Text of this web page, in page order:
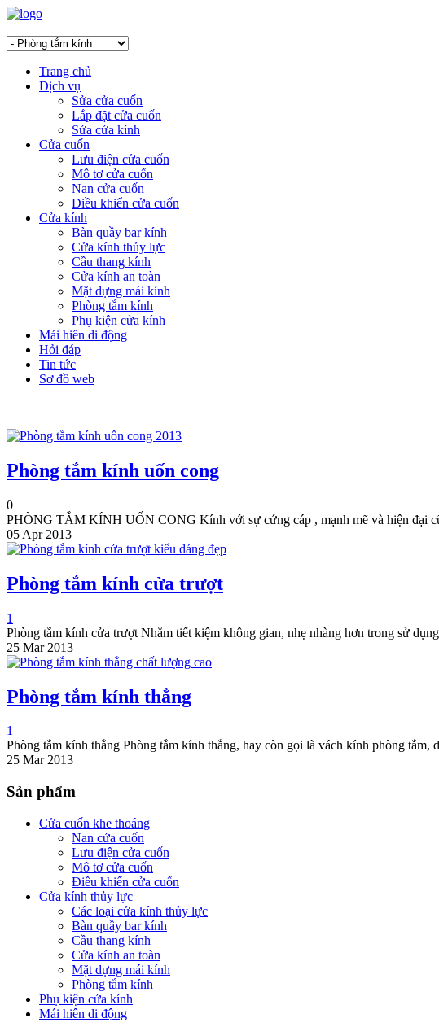
Trang chủ
Dịch vụ
Sửa cửa cuốn
Lắp đặt cửa cuốn
Sửa cửa kính
Cửa cuốn
Lưu điện cửa cuốn
Mô tơ cửa cuốn
Nan cửa cuốn
Điều khiển cửa cuốn
Cửa kính
Bàn quầy bar kính
Cửa kính thủy lực
Cầu thang kính
Cửa kính an toàn
Mặt dựng mái kính
Phòng tắm kính
Phụ kiện cửa kính
Mái hiên di động
Hỏi đáp
Tin tức
Sơ đồ web
Phòng tắm kính uốn cong
0
PHÒNG TẮM KÍNH UỐN CONG Kính với sự cứng cáp , mạnh mẽ và hiện đại
05 Apr 2013
Phòng tắm kính cửa trượt
1
Phòng tắm kính cửa trượt Nhằm tiết kiệm không gian, nhẹ nhàng hơn trong sử
25 Mar 2013
Phòng tắm kính thẳng
1
Phòng tắm kính thẳng Phòng tắm kính thẳng, hay còn gọi là vách kính phòng tắm,
25 Mar 2013
Sản phẩm
Cửa cuốn khe thoáng
Nan cửa cuốn
Lưu điện cửa cuốn
Mô tơ cửa cuốn
Điều khiển cửa cuốn
Cửa kính thủy lực
Các loại cửa kính thủy lực
Bàn quầy bar kính
Cầu thang kính
Cửa kính an toàn
Mặt dựng mái kính
Phòng tắm kính
Phụ kiện cửa kính
Mái hiên di động